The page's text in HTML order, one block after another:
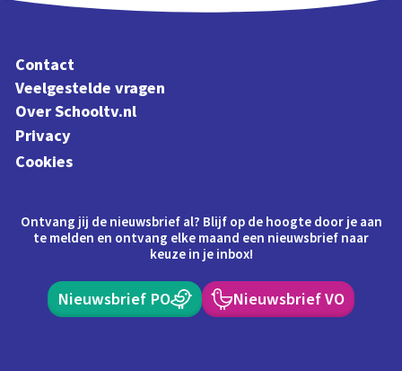
Contact
Veelgestelde vragen
Over Schooltv.nl
Privacy
Cookies
Ontvang jij de nieuwsbrief al? Blijf op de hoogte door je aan
te melden en ontvang elke maand een nieuwsbrief naar
keuze in je inbox!
Nieuwsbrief PO Nieuwsbrief VO